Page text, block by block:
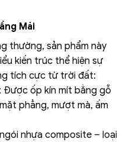
Mái
thường, sản phẩm này
kiến trúc thể hiện sự
tích cực từ trời đất:
Được ốp kín mít bằng gỗ
phẳng, mượt mà, ấm
nhựa composite – loại